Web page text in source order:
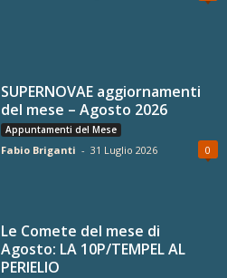
SUPERNOVAE aggiornamenti
del mese – Agosto 2026
Appuntamenti del Mese
Fabio Briganti - 31 Luglio 2026 0
Le Comete del mese di
Agosto: LA 10P/TEMPEL AL
PERIELIO